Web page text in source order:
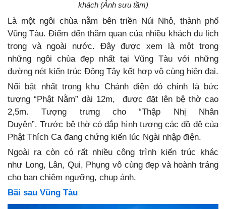
khách (Ảnh sưu tầm)
Là một ngôi chùa nằm bên triền Núi Nhỏ, thành phố
Vũng Tàu. Điểm đến thăm quan của nhiều khách du lịch
trong và ngoài nước. Đây được xem là một trong
những ngôi chùa đẹp nhất tại Vũng Tàu với những
đường nét kiến trúc Đông Tây kết hợp vô cùng hiện đại.
Nổi bật nhất trong khu Chánh điện đó chính là bức
tượng “Phật Nằm” dài 12m, được đặt lên bệ thờ cao
2,5m. Tượng trưng cho “Thập Nhị Nhân
Duyên”. Trước bệ thờ có đắp hình tượng các đồ đệ của
Phật Thích Ca đang chứng kiến lúc Ngài nhập điện.
Ngoài ra còn có rất nhiều công trình kiến trúc khác
như Long, Lân, Qui, Phụng vô cùng đẹp và hoành tráng
cho bạn chiêm ngưỡng, chụp ảnh.
Bãi sau Vũng Tàu